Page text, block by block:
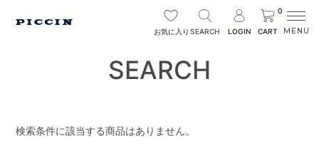
お気に入り SEARCH LOGIN
0
CART
SEARCH
検索条件に該当する商品はありません。